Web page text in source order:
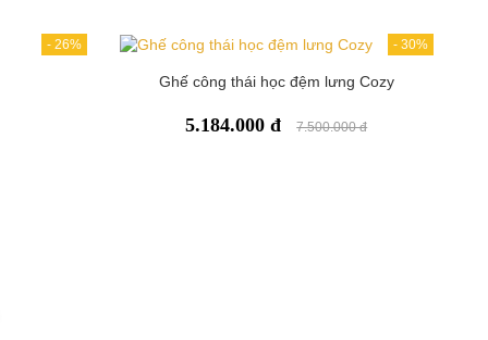
- 26% - 30%
Ghế công thái học đệm lưng Cozy
5.184.000 đ 7.500.000 đ